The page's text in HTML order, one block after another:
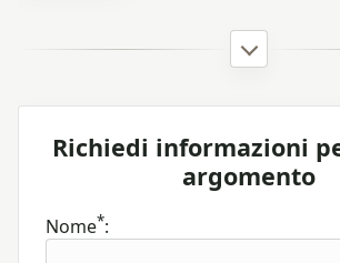
Richiedi informazioni
argomento
Nome*: